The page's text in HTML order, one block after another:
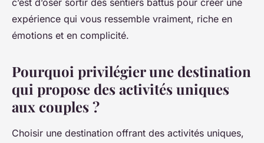
c’est d’oser sortir des sentiers battus pour créer une
expérience qui vous ressemble vraiment, riche en
émotions et en complicité.
Pourquoi privilégier une destination
qui propose des activités uniques
aux couples ?
Choisir une destination offrant des activités uniques,